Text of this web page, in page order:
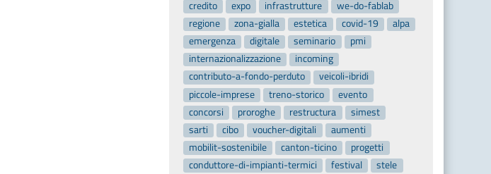
credito
expo infrastrutture
we-do-fablab
regione
zona-gialla estetica covid-19
alpa
emergenza
digitale seminario
pmi
internazionalizzazione
incoming
contributo-a-fondo-perduto
veicoli-ibridi
piccole-imprese
treno-storico
evento
concorsi
proroghe restructura
simest
sarti
cibo voucher-digitali
aumenti
mobilit-sostenibile
canton-ticino
progetti
conduttore-di-impianti-termici
festival
stele